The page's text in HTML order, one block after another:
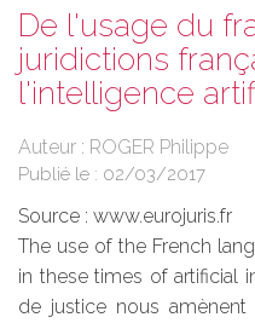
De l'usage du
juridictions
l'intelligence
Auteur : ROGER Philippe
Publié le : 02/03/2017
Source : www.eurojuris.fr
The use of the French
in these times of artificial
de justice nous